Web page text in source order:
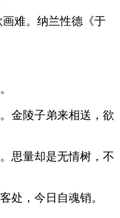
难。纳兰性德《于
金陵子弟来相送，欲
思量却是无情树，不
处，今日自魂销。